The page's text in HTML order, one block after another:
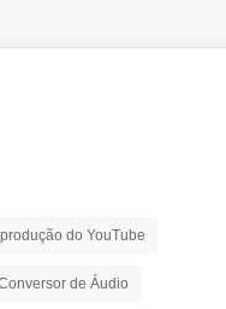
do YouTube
de Áudio